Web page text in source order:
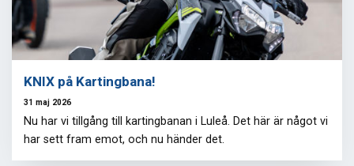
KNIX på Kartingbana!
31 maj 2026
Nu har vi tillgång till kartingbanan i Luleå. Det här är något vi
har sett fram emot, och nu händer det.